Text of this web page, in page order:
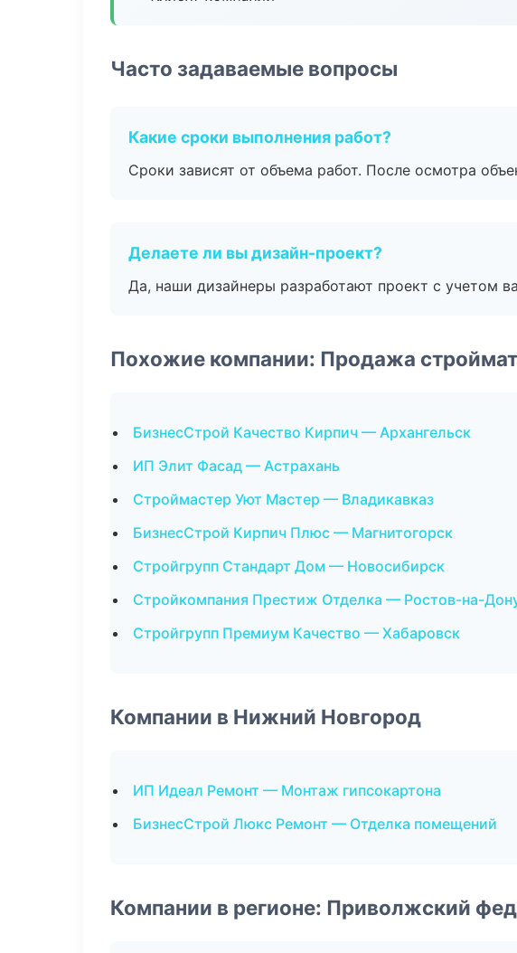
Часто задаваемые вопросы
Какие сроки выполнения работ?
Сроки зависят от объема работ. После осмотра
Делаете ли вы дизайн-проект?
Да, наши дизайнеры разработают проект с учетом
Похожие компании: Продажа
БизнесСтрой Качество Кирпич — Архангельск
ИП Элит Фасад — Астрахань
Строймастер Уют Мастер — Владикавказ
БизнесСтрой Кирпич Плюс — Магнитогорск
Стройгрупп Стандарт Дом — Новосибирск
Стройкомпания Престиж Отделка — Ростов-на-
Стройгрупп Премиум Качество — Хабаровск
Компании в Нижний Новгород
ИП Идеал Ремонт — Монтаж гипсокартона
БизнесСтрой Люкс Ремонт — Отделка помещений
Компании в регионе: Приволжский